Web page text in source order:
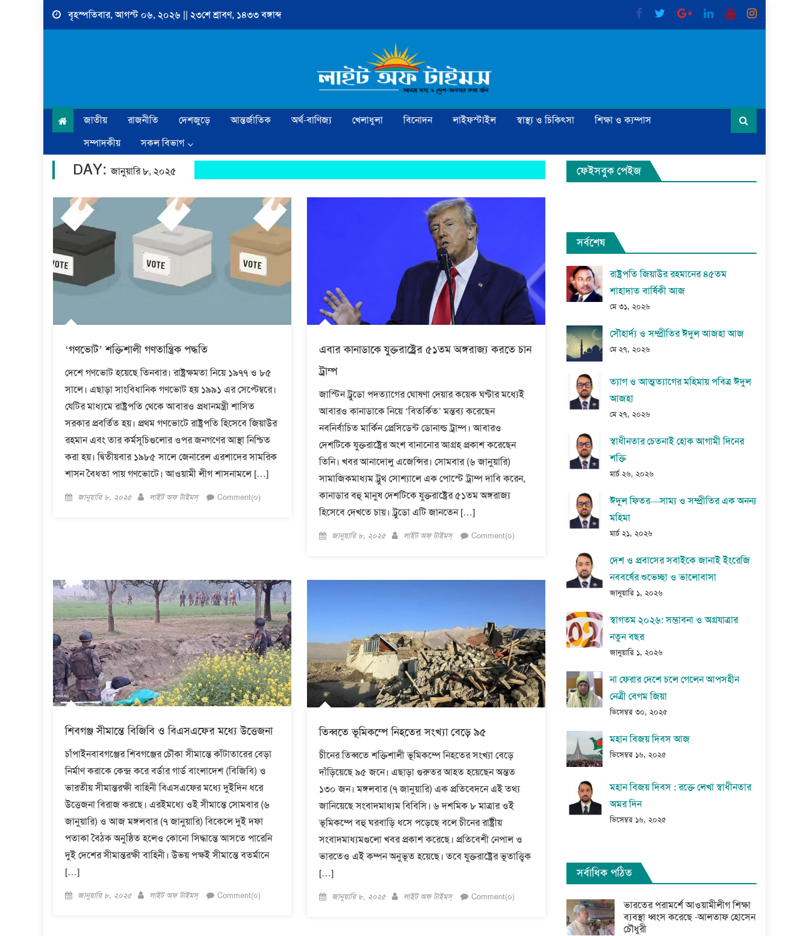
Skip
বৃহস্পতিবার, আগস্ট ০৬, ২০২৬ || ২৩শে শ্রাবণ, ১৪৩৩ বঙ্গাব্দ
জাতীয় রাজনীতি দেশজুড়ে আন্তর্জাতিক অর্থ-বাণিজ্য খেলাধুলা বিনোদন লাইফস্টাইল স্বাস্থ্য ও চিকিৎসা
শিক্ষা ও ক্যম্পাস
সম্পাদকীয়
সকল বিভাগ
DAY:জানুয়ারি ৮, ২০২৫
‘গণভোট’ শক্তিশালী গণতান্ত্রিক পদ্ধতি
দেশে গণভোট হয়েছে তিনবার। রাষ্ট্রক্ষমতা নিয়ে ১৯৭৭ ও ৮৫
সালে। এছাড়া সাংবিধানিক গণভোট হয় ১৯৯১ এর সেপ্টেম্বরে।
যেটির মাধ্যমে রাষ্ট্রপতি থেকে আবারও প্রধানমন্ত্রী শাসিত
সরকার প্রবর্তিত হয়। প্রথম গণভোটে রাষ্ট্রপতি হিসেবে জিয়াউর
রহমান এবং তার কর্মসূচিগুলোর ওপর জনগণের আস্থা নিশ্চিত
করা হয়। দ্বিতীয়বার ১৯৮৫ সালে জেনারেল এরশাদের সামরিক
শাসন বৈধতা পায় গণভোটে। আওয়ামী লীগ শাসনামলে […]
Posted
জানুয়ারি ৮, ২০২৫ Author
লাইট অফ টাইমস্ Comment(০)
এবার কানাডাকে যুক্তরাষ্ট্রের ৫১তম অঙ্গরাজ্য করতে চান
ট্রাম্প
জাস্টিন ট্রুডো পদত্যাগের ঘোষণা দেয়ার কয়েক ঘণ্টার মধ্যেই
আবারও কানাডাকে নিয়ে ‘বিতর্কিত’ মন্তব্য করেছেন
নবনির্বাচিত মার্কিন প্রেসিডেন্ট ডোনাল্ড ট্রাম্প। আবারও
দেশটিকে যুক্তরাষ্ট্রের অংশ বানানোর আগ্রহ প্রকাশ করেছেন
তিনি। খবর আনাদোলু এজেন্সির। সোমবার (৬ জানুয়ারি)
সামাজিকমাধ্যম ট্রুথ সোশ্যালে এক পোস্টে ট্রাম্প দাবি করেন,
কানাডার বহু মানুষ দেশটিকে যুক্তরাষ্ট্রের ৫১তম অঙ্গরাজ্য
হিসেবে দেখতে চায়। ট্রুডো এটি জানতেন […]
Posted
জানুয়ারি ৮, ২০২৫ Author
লাইট অফ টাইমস্ Comment(০)
শিবগঞ্জ সীমান্তে বিজিবি ও বিএসএফের মধ্যে উত্তেজনা
চাঁপাইনবাবগঞ্জের শিবগঞ্জের চৌকা সীমান্তে কাঁটাতারের বেড়া
নির্মাণ করাকে কেন্দ্র করে বর্ডার গার্ড বাংলাদেশ (বিজিবি) ও
ভারতীয় সীমান্তরক্ষী বাহিনী বিএসএফের মধ্যে দুইদিন ধরে
উত্তেজনা বিরাজ করছে। এরইমধ‍্যে ওই সীমান্তে সোমবার (৬
জানুয়ারি) ও আজ মঙ্গলবার (৭ জানুয়ারি) বিকেলে দুই দফা
পতাকা বৈঠক অনুষ্ঠিত হলেও কোনো সিদ্ধান্তে আসতে পারেনি
দুই দেশের সীমান্তরক্ষী বাহিনী। উভয় পক্ষই সীমান্তে বতর্মানে
[…]
Posted
জানুয়ারি ৮, ২০২৫ Author
লাইট অফ টাইমস্ Comment(০)
তিব্বতে ভূমিকম্পে নিহতের সংখ্যা বেড়ে ৯৫
চীনের তিব্বতে শক্তিশালী ভূমিকম্পে নিহতের সংখ্যা বেড়ে
দাঁড়িয়েছে ৯৫ জনে। এছাড়া গুরুতর আহত হয়েছেন অন্তত
১৩০ জন। মঙ্গলবার (৭ জানুয়ারি) এক প্রতিবেদনে এই তথ্য
জানিয়েছে সংবাদমাধ্যম বিবিসি। ৬ দশমিক ৮ মাত্রার ওই
ভূমিকম্পে বহু ঘরবাড়ি ধসে পড়েছে বলে চীনের রাষ্ট্রীয়
সংবাদমাধ্যমগুলো খবর প্রকাশ করেছে। প্রতিবেশী নেপাল ও
ভারতেও এই কম্পন অনুভূত হয়েছে। তবে যুক্তরাষ্ট্রের ভূতাত্ত্বিক
[…]
Posted
জানুয়ারি ৮, ২০২৫ Author
লাইট অফ টাইমস্ Comment(০)
ফেইসবুক পেইজ
সর্বশেষ
রাষ্ট্রপতি জিয়াউর রহমানের ৪৫তম
শাহাদাত বার্ষিকী আজ
মে ৩১, ২০২৬
সৌহার্দ্য ও সম্প্রীতির ঈদুল আজহা আজ
মে ২৭, ২০২৬
ত্যাগ ও আত্মত্যাগের মহিমায় পবিত্র ঈদুল
আজহা
মে ২৭, ২০২৬
স্বাধীনতার চেতনাই হোক আগামী দিনের
শক্তি
মার্চ ২৬, ২০২৬
ঈদুল ফিতর—সাম্য ও সম্প্রীতির এক অনন্য
মহিমা
মার্চ ২১, ২০২৬
দেশ ও প্রবাসের সবাইকে জানাই ইংরেজি
নববর্ষের শুভেচ্ছা ও ভালোবাসা
জানুয়ারি ১, ২০২৬
স্বাগতম ২০২৬: সম্ভাবনা ও অগ্রযাত্রার
নতুন বছর
জানুয়ারি ১, ২০২৬
না ফেরার দেশে চলে গেলেন আপসহীন
নেত্রী বেগম জিয়া
ডিসেম্বর ৩০, ২০২৫
মহান বিজয় দিবস আজ
ডিসেম্বর ১৬, ২০২৫
মহান বিজয় দিবস : রক্তে লেখা স্বাধীনতার
অমর দিন
ডিসেম্বর ১৬, ২০২৫
সর্বাধিক পঠিত
ভারতের পরামর্শে আওয়ামীলীগ শিক্ষা
ব্যবস্থা ধ্বংস করেছে -আলতাফ হোসেন
চৌধুরী